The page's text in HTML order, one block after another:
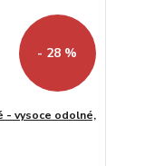
- 28 %
- vysoce odolné,